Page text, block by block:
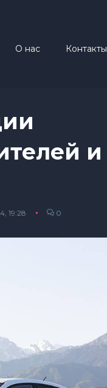
О нас Контакты
и
19:28 0